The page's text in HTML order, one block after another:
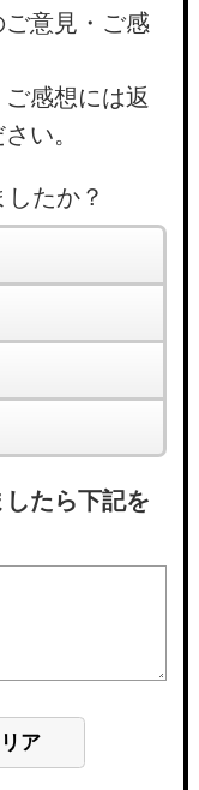
意見・ご感
感想には返
い。
たか？
たら下記を